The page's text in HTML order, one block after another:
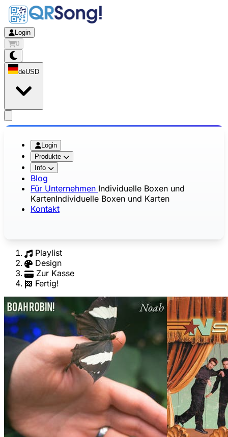
Login
0
deUSD
Login
Produkte
Info
Blog
Für Unternehmen Individuelle Boxen und
KartenIndividuelle Boxen und Karten
Kontakt
Playlist
Design
Zur Kasse
Fertig!